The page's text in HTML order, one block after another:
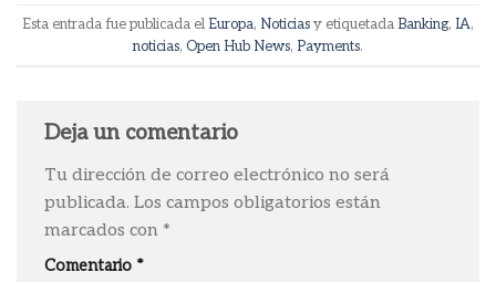
Esta entrada fue publicada el Europa, Noticiasy etiquetada Banking, IA,
noticias, Open Hub News, Payments.
Deja un comentario
Tu dirección de correo electrónico no será
publicada. Los campos obligatorios están
marcados con *
Comentario *